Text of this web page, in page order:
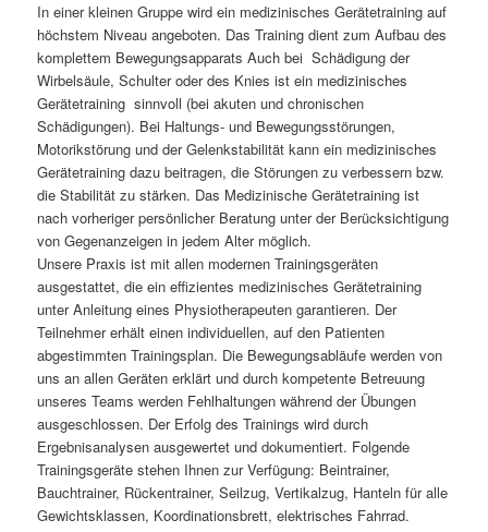
In einer kleinen Gruppe wird ein medizinisches Gerätetraining auf
höchstem Niveau angeboten. Das Training dient zum Aufbau des
komplettem Bewegungsapparats Auch bei Schädigung der
Wirbelsäule, Schulter oder des Knies ist ein medizinisches
Gerätetraining sinnvoll (bei akuten und chronischen
Schädigungen). Bei Haltungs- und Bewegungsstörungen,
Motorikstörung und der Gelenkstabilität kann ein medizinisches
Gerätetraining dazu beitragen, die Störungen zu verbessern bzw.
die Stabilität zu stärken. Das Medizinische Gerätetraining ist
nach vorheriger persönlicher Beratung unter der Berücksichtigung
von Gegenanzeigen in jedem Alter möglich.
Unsere Praxis ist mit allen modernen Trainingsgeräten
ausgestattet, die ein effizientes medizinisches Gerätetraining
unter Anleitung eines Physiotherapeuten garantieren. Der
Teilnehmer erhält einen individuellen, auf den Patienten
abgestimmten Trainingsplan. Die Bewegungsabläufe werden von
uns an allen Geräten erklärt und durch kompetente Betreuung
unseres Teams werden Fehlhaltungen während der Übungen
ausgeschlossen. Der Erfolg des Trainings wird durch
Ergebnisanalysen ausgewertet und dokumentiert. Folgende
Trainingsgeräte stehen Ihnen zur Verfügung: Beintrainer,
Bauchtrainer, Rückentrainer, Seilzug, Vertikalzug, Hanteln für alle
Gewichtsklassen, Koordinationsbrett, elektrisches Fahrrad.